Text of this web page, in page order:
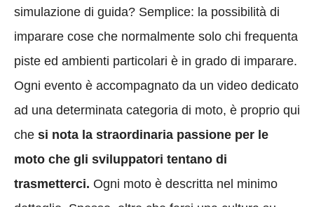
simulazione di guida? Semplice: la possibilità di
imparare cose che normalmente solo chi frequenta
piste ed ambienti particolari è in grado di imparare.
Ogni evento è accompagnato da un video dedicato
ad una determinata categoria di moto, è proprio qui
che si nota la straordinaria passione per le
moto che gli sviluppatori tentano di
trasmetterci. Ogni moto è descritta nel minimo